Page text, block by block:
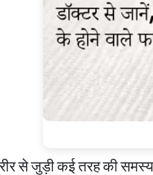
से जुड़ी कई तरह की